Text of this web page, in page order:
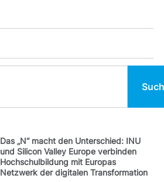
Das „N“ macht den Unterschied: INU
und Silicon Valley Europe verbinden
Hochschulbildung mit Europas
Netzwerk der digitalen Transformation